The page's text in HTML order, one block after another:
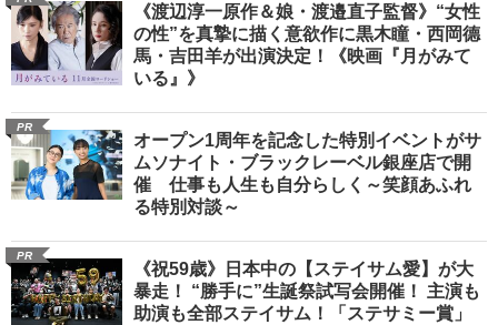
《渡辺淳一原作＆娘・渡邉直子監督》“女性
の性”を真摯に描く意欲作に黒木瞳・西岡德
馬・吉田羊が出演決定！《映画『月がみて
いる』》
PR
オープン1周年を記念した特別イベントがサ
ムソナイト・ブラックレーベル銀座店で開
催 仕事も人生も自分らしく～笑顔あふれ
る特別対談～
PR
《祝59歳》日本中の【ステイサム愛】が大
暴走！ “勝手に”生誕祭試写会開催！ 主演も
助演も全部ステイサム！「ステサミー賞」